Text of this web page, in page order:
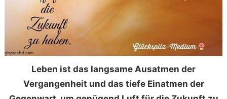
Leben ist das langsame Ausatmen der
Vergangenheit und das tiefe Einatmen der